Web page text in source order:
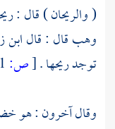
( والريحان ) قال :
وهبقال : قالابن
توجد ريحها .[ص:
وقال آخرون : هو